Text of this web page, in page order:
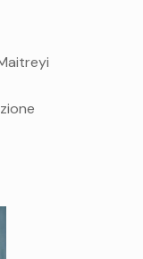
,Walker Scobell